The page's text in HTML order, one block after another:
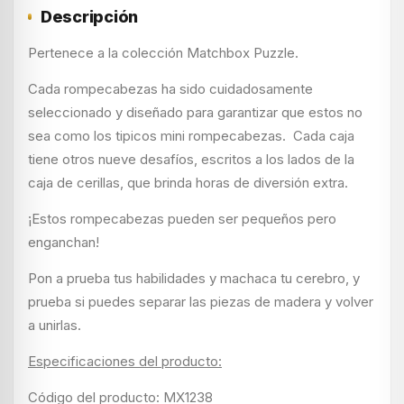
Descripción
Pertenece a la colección Matchbox Puzzle.
Cada rompecabezas ha sido cuidadosamente
seleccionado y diseñado para garantizar que estos no
sea como los tipicos mini rompecabezas. Cada caja
tiene otros nueve desafíos, escritos a los lados de la
caja de cerillas, que brinda horas de diversión extra.
¡Estos rompecabezas pueden ser pequeños pero
enganchan!
Pon a prueba tus habilidades y machaca tu cerebro, y
prueba si puedes separar las piezas de madera y volver
a unirlas.
Especificaciones del producto:
Código del producto: MX1238